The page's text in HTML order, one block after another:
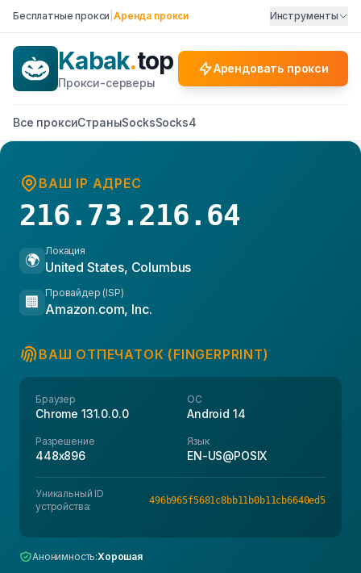
Бесплатные прокси |Аренда прокси Инструменты
Kabak.top
Прокси-серверы
Арендовать прокси
Все проксиСтраныSocksSocks4
ВАШ IP АДРЕС
216.73.216.64
🌍
Локация
United States, Columbus
🏢
Провайдер (ISP)
Amazon.com, Inc.
ВАШ ОТПЕЧАТОК (FINGERPRINT)
Браузер
Chrome 131.0.0.0
ОС
Android 14
Разрешение
448x896
Язык
EN-US@POSIX
Уникальный ID
устройства:
496b965f5681c8bb11b0b11cb6640ed5
Анонимность:Хорошая